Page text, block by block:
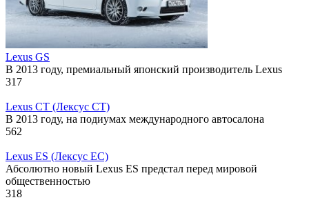
Lexus GS
В 2013 году, премиальный японский производитель Lexus
317
Lexus CT (Лексус СТ)
В 2013 году, на подиумах международного автосалона
562
Lexus ES (Лексус ЕС)
Абсолютно новый Lexus ES предстал перед мировой
общественностью
318